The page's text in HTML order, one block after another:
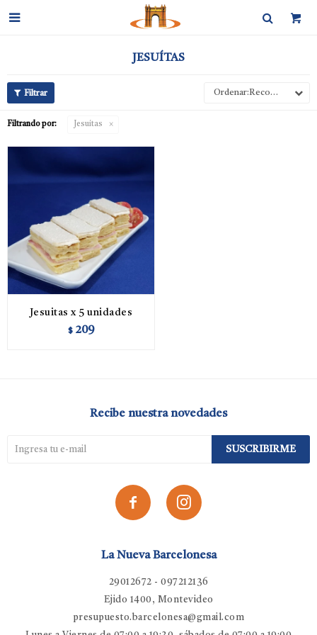

JESUÍTAS
Recomendados
Filtrando por: Jesuítas
Jesuitas x 5 unidades
$ 209
La Nueva Barcelonesa
29012672 - 097212136
Ejido 1400, Montevideo
presupuesto.barcelonesa@gmail.com
Recibe nuestra novedades
SUSCRIBIRME
 